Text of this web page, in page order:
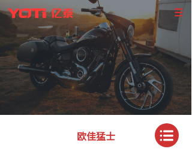
欧佳猛士